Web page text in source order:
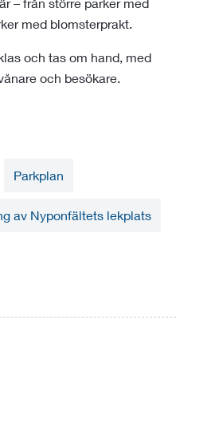
med blomsterprakt.
och tas om hand, med
och besökare.
Parkplan
av Nyponfältets lekplats